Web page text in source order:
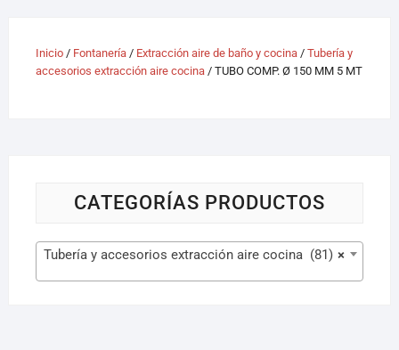
Inicio/ Fontanería/ Extracción aire de baño y cocina/ Tubería y
accesorios extracción aire cocina/ TUBO COMP. Ø 150 MM 5 MT
CATEGORÍAS PRODUCTOS
×
Tubería y accesorios extracción aire cocina (81)